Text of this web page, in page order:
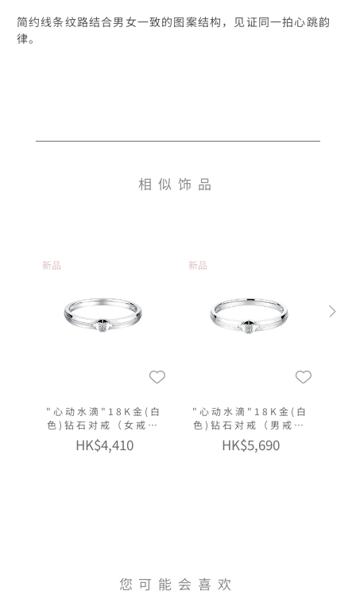
简约线条纹路结合男女一致的图案结构，见证同一拍心跳韵
律。
相似饰品
新品
"心动水滴"18K金(白
色)钻石对戒（女戒窄
版）
HK$4,410
新品
"心动水滴"18K金(白
色)钻石对戒（男戒窄
版）
HK$5,690
您可能会喜欢